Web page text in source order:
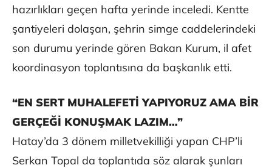
hazırlıkları geçen hafta yerinde inceledi. Kentte
şantiyeleri dolaşan, şehrin simge caddelerindeki
son durumu yerinde gören Bakan Kurum, il afet
koordinasyon toplantısına da başkanlık etti.
“EN SERT MUHALEFETİ YAPIYORUZ AMA BİR
GERÇEĞİ KONUŞMAK LAZIM…”
Hatay’da 3 dönem milletvekilliği yapan CHP’li
Serkan Topal da toplantıda söz alarak şunları